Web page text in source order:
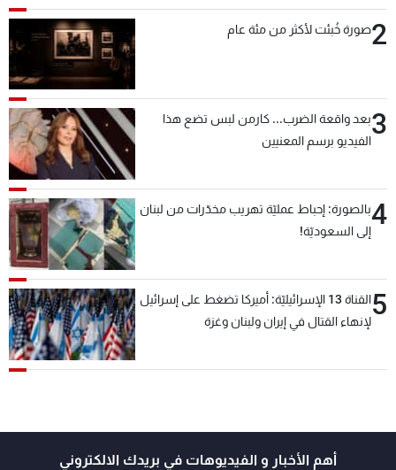
2صورة خُبئت لأكثر من مئة عام
3بعد واقعة الضرب... كارمن لبس تضع هذا
الفيديو برسم المعنيين
4بالصورة: إحباط عمليّة تهريب مخدّرات من لبنان
إلى السعوديّة!
5
القناة 13 الإسرائيليّة: أميركا تضغط على إسرائيل
لإنهاء القتال في إيران ولبنان وغزة
أهم الأخبار و الفيديوهات في بريدك الالكتروني